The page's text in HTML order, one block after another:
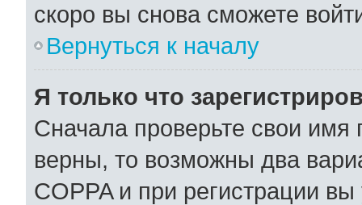
скоро вы снова сможете
Вернуться к началу
Я только что
Сначала проверьте свои имя
верны, то возможны два
COPPA и при регистрации